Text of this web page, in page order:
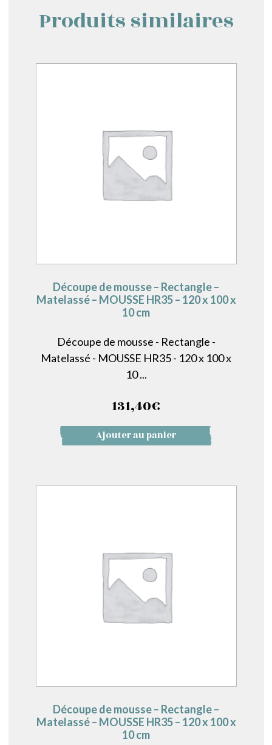
Produits similaires
Découpe de mousse – Rectangle –
Matelassé – MOUSSE HR35 – 120 x 100 x
10 cm
Découpe de mousse - Rectangle -
Matelassé - MOUSSE HR35 - 120 x 100 x
10 ...
131,40€
Ajouter au panier
Découpe de mousse – Rectangle –
Matelassé – MOUSSE HR35 – 120 x 100 x
10 cm